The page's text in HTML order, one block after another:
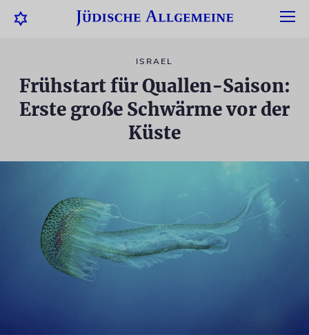
ISRAEL
Frühstart für Quallen-Saison:
Erste große Schwärme vor der
Küste